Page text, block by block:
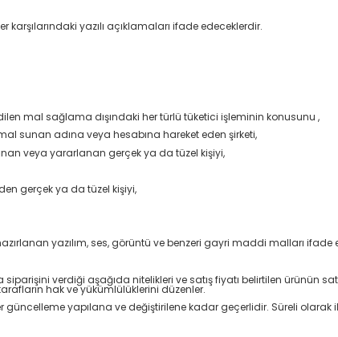
yazılı açıklamaları ifade edeceklerdir.
mal sağlama dışındaki her türlü tüketici işleminin konusunu ,
sunan adına veya hesabına hareket eden şirketi,
veya yararlanan gerçek ya da tüzel kişiyi,
gerçek ya da tüzel kişiyi,
yazılım, ses, görüntü ve benzeri gayri maddi malları ifade
verdiği aşağıda nitelikleri ve satış fiyatı belirtilen ürünün
hak ve yükümlülüklerini düzenler.
güncelleme yapılana ve değiştirilene kadar geçerlidir. Süreli